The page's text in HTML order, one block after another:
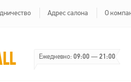
Адрес салона О
Ежедневно:09:00—21:00